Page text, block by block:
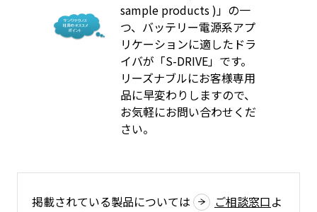
sample products )」の一
つ、バッテリー電源系アプ
リケーションに適したドラ
イバが「S-DRIVE」です。
リーズナブルにお客様専用
品に早変わりしますので、
お気軽にお問い合わせくだ
さい。
掲載されている製品については ご相談窓口よ